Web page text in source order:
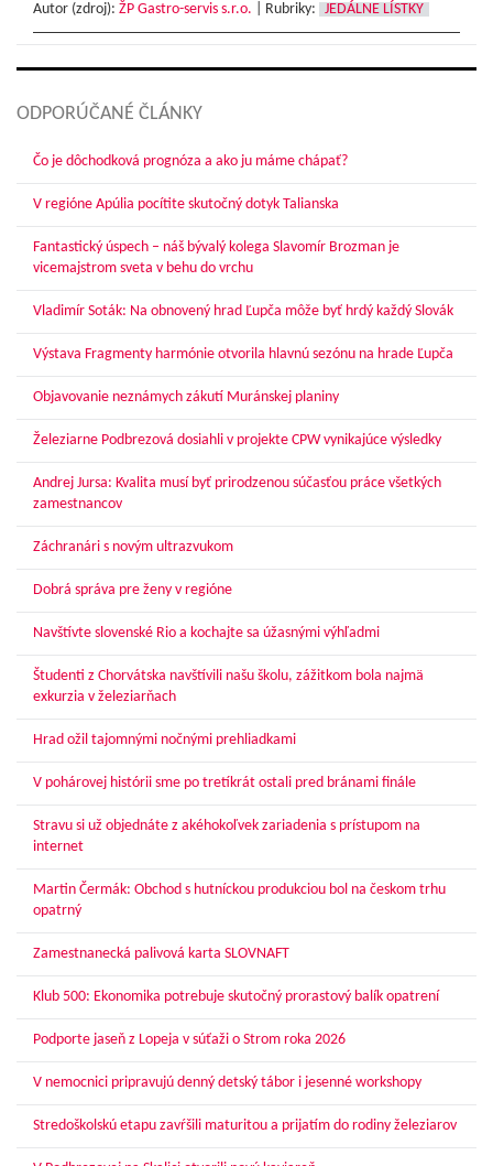
Autor (zdroj): ŽP Gastro-servis s.r.o. Rubriky: JEDÁLNE LÍSTKY
ODPORÚČANÉ ČLÁNKY
Čo je dôchodková prognóza a ako ju máme chápať?
V regióne Apúlia pocítite skutočný dotyk Talianska
Fantastický úspech – náš bývalý kolega Slavomír Brozman je
vicemajstrom sveta v behu do vrchu
Vladimír Soták: Na obnovený hrad Ľupča môže byť hrdý každý Slovák
Výstava Fragmenty harmónie otvorila hlavnú sezónu na hrade Ľupča
Objavovanie neznámych zákutí Muránskej planiny
Železiarne Podbrezová dosiahli v projekte CPW vynikajúce výsledky
Andrej Jursa: Kvalita musí byť prirodzenou súčasťou práce všetkých
zamestnancov
Záchranári s novým ultrazvukom
Dobrá správa pre ženy v regióne
Navštívte slovenské Rio a kochajte sa úžasnými výhľadmi
Študenti z Chorvátska navštívili našu školu, zážitkom bola najmä
exkurzia v železiarňach
Hrad ožil tajomnými nočnými prehliadkami
V pohárovej histórii sme po tretíkrát ostali pred bránami finále
Stravu si už objednáte z akéhokoľvek zariadenia s prístupom na
internet
Martin Čermák: Obchod s hutníckou produkciou bol na českom trhu
opatrný
Zamestnanecká palivová karta SLOVNAFT
Klub 500: Ekonomika potrebuje skutočný prorastový balík opatrení
Podporte jaseň z Lopeja v súťaži o Strom roka 2026
V nemocnici pripravujú denný detský tábor i jesenné workshopy
Stredoškolskú etapu zavŕšili maturitou a prijatím do rodiny železiarov